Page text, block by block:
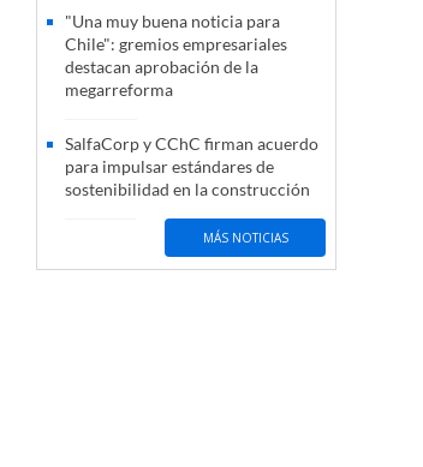
"Una muy buena noticia para
Chile": gremios empresariales
destacan aprobación de la
megarreforma
SalfaCorp y CChC firman acuerdo
para impulsar estándares de
sostenibilidad en la construcción
MÁS NOTICIAS